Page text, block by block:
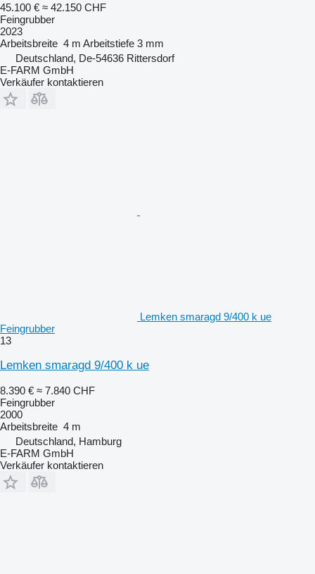
45.100 € ≈ 42.150 CHF
Feingrubber
2023
Arbeitsbreite 4 m Arbeitstiefe 3 mm
Deutschland, De-54636 Rittersdorf
E-FARM GmbH
Verkäufer kontaktieren
Lemken smaragd 9/400 k ue
Feingrubber
13
Lemken smaragd 9/400 k ue
8.390 € ≈ 7.840 CHF
Feingrubber
2000
Arbeitsbreite 4 m
Deutschland, Hamburg
E-FARM GmbH
Verkäufer kontaktieren